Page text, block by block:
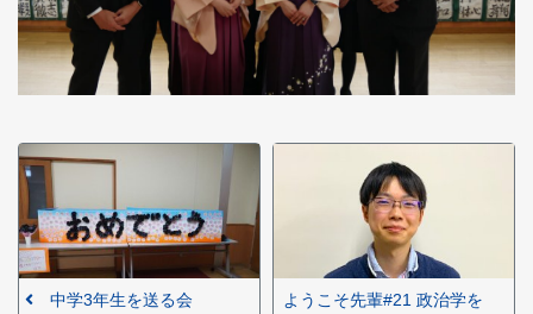
中学3年生を送る会
ようこそ先輩#21 政治学を